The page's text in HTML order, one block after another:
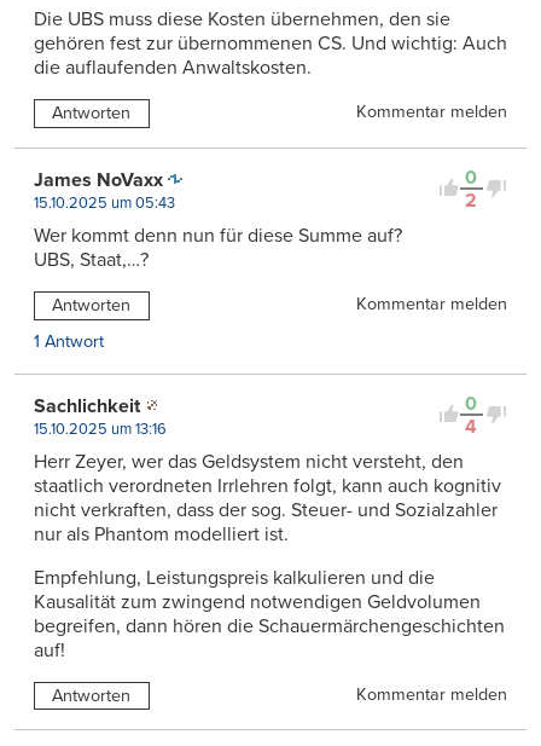
Die UBS muss diese Kosten übernehmen, den sie
gehören fest zur übernommenen CS. Und wichtig: Auch
die auflaufenden Anwaltskosten.
Antworten Kommentar melden
0
2
James NoVaxx
15.10.2025 um 05:43
Wer kommt denn nun für diese Summe auf?
UBS, Staat,…?
Antworten
Kommentar melden
1 Antwort
0
4
Sachlichkeit
15.10.2025 um 13:16
Herr Zeyer, wer das Geldsystem nicht versteht, den
staatlich verordneten Irrlehren folgt, kann auch kognitiv
nicht verkraften, dass der sog. Steuer- und Sozialzahler
nur als Phantom modelliert ist.
Empfehlung, Leistungspreis kalkulieren und die
Kausalität zum zwingend notwendigen Geldvolumen
begreifen, dann hören die Schauermärchengeschichten
auf!
Antworten Kommentar melden